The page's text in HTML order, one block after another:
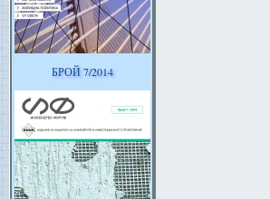
БРОЙ 7/2014